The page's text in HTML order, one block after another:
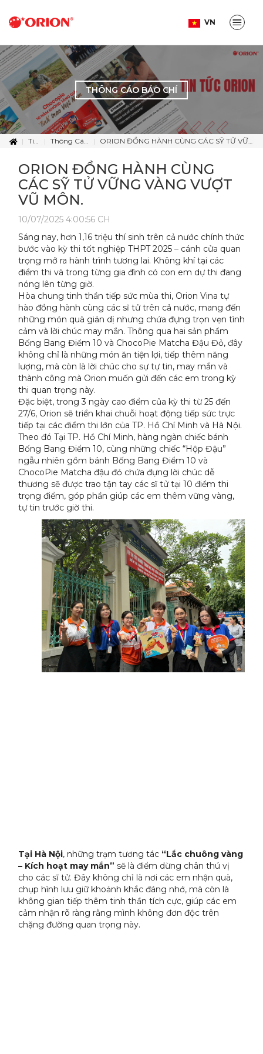
VN
THÔNG CÁO BÁO CHÍ
Tin Tức Thông Cáo Báo Chí ORION ĐỒNG HÀNH CÙNG CÁC SỸ TỬ VỮNG VÀNG VƯỢT VŨ MÔN.
ORION ĐỒNG HÀNH CÙNG
CÁC SỸ TỬ VỮNG VÀNG VƯỢT
VŨ MÔN.
10/07/2025 4:00:56 CH
Sáng nay, hơn 1,16 triệu thí sinh trên cả nước chính thức
bước vào kỳ thi tốt nghiệp THPT 2025 – cánh cửa quan
trọng mở ra hành trình tương lai. Không khí tại các
điểm thi và trong từng gia đình có con em dự thi đang
nóng lên từng giờ.
Hòa chung tinh thần tiếp sức mùa thi, Orion Vina tự
hào đồng hành cùng các sĩ tử trên cả nước, mang đến
những món quà giản dị nhưng chứa đựng trọn vẹn tình
cảm và lời chúc may mắn. Thông qua hai sản phẩm
Bống Bang Điểm 10 và ChocoPie Matcha Đậu Đỏ, đây
không chỉ là những món ăn tiện lợi, tiếp thêm năng
lượng, mà còn là lời chúc cho sự tự tin, may mắn và
thành công mà Orion muốn gửi đến các em trong kỳ
thi quan trọng này.
Đặc biệt, trong 3 ngày cao điểm của kỳ thi từ 25 đến
27/6, Orion sẽ triển khai chuỗi hoạt động tiếp sức trực
tiếp tại các điểm thi lớn của TP. Hồ Chí Minh và Hà Nội.
Theo đó Tại TP. Hồ Chí Minh, hàng ngàn chiếc bánh
Bống Bang Điểm 10, cùng những chiếc “Hộp Đậu”
ngẫu nhiên gồm bánh Bống Bang Điểm 10 và
ChocoPie Matcha đậu đỏ chứa đựng lời chúc dễ
thương sẽ được trao tận tay các sĩ tử tại 10 điểm thi
trọng điểm, góp phần giúp các em thêm vững vàng,
tự tin trước giờ thi.
Tại Hà Nội, những trạm tương tác “Lắc chuông vàng
– Kích hoạt may mắn” sẽ là điểm dừng chân thú vị
cho các sĩ tử. Đây không chỉ là nơi các em nhận quà,
chụp hình lưu giữ khoảnh khắc đáng nhớ, mà còn là
không gian tiếp thêm tinh thần tích cực, giúp các em
cảm nhận rõ ràng rằng mình không đơn độc trên
chặng đường quan trọng này.